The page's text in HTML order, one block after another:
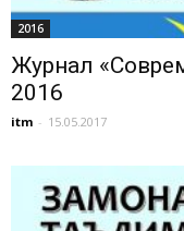
2016
Журнал
2016
itm - 15.05.2017